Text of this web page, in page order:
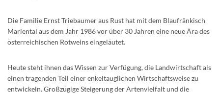
Die Familie Ernst Triebaumer aus Rust hat mit dem Blau­fränkisch
Mariental aus dem Jahr 1986 vor über 30 Jahren eine neue Ära des
österreichischen Rotweins eingeläutet.
Heute steht ihnen das Wissen zur Verfügung, die Landwirtschaft als
einen tragenden Teil einer enkeltauglichen Wirtschaftsweise zu
entwickeln. Großzügige Steigerung der Artenvielfalt und die